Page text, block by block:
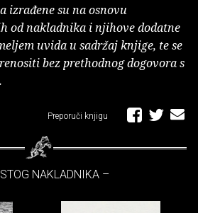
izrađene su na osnovu
od nakladnika i njihove dodatne
uvida u sadržaj knjige, te se
bez prethodnog dogovora s
Preporuči knjigu
NAKLADNIKA –